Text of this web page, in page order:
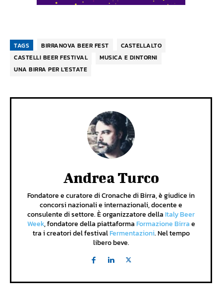
TAGS BIRRANOVA BEER FEST
CASTELLALTO
CASTELLI BEER FESTIVAL
MUSICA E DINTORNI
UNA BIRRA PER L'ESTATE
Andrea Turco
Fondatore e curatore di Cronache di Birra, è giudice in
concorsi nazionali e internazionali, docente e
consulente di settore. È organizzatore della Italy Beer
Week, fondatore della piattaforma Formazione Birrae
tra i creatori del festivalFermentazioni. Nel tempo
libero beve.